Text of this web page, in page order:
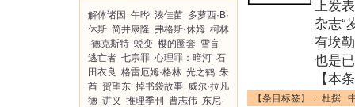
解体诸因 午晔 湊佳苗 多萝西·B·
休斯 简井康隆 弗格斯·休姆 柯林
·德克斯特 蜕变 樱的圈套 雪盲
逃亡者 七宗罪 心理罪：暗河 石
田衣良 格雷厄姆·格林 光之鹤 朱
酋 贺望东 掉书袋故事 威尔·拉凡
德 讲义 推理季刊 曹志伟 东尼·
上发
杂志“
有埃
也是
【本
【条目标签】： 杜撰